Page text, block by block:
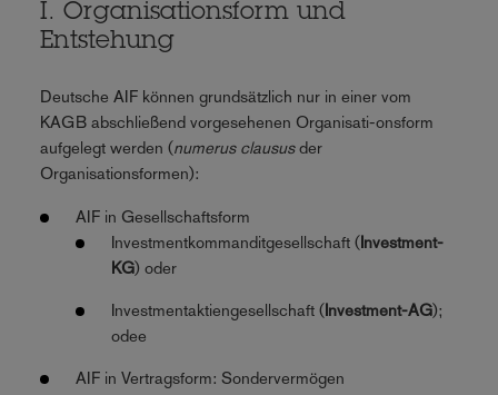
I. Organisationsform und
Entstehung
Deutsche AIF können grundsätzlich nur in einer vom
KAGB abschließend vorgesehenen Organisati-onsform
aufgelegt werden (numerus claususder
Organisationsformen):
AIF in Gesellschaftsform
Investmentkommanditgesellschaft (Investment-
KG) oder
Investmentaktiengesellschaft (Investment-AG);
odee
AIF in Vertragsform: Sondervermögen